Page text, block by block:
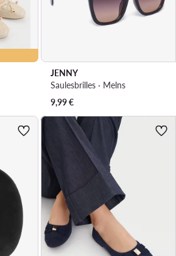
JENNY
Saulesbrilles · Melns
9,99€